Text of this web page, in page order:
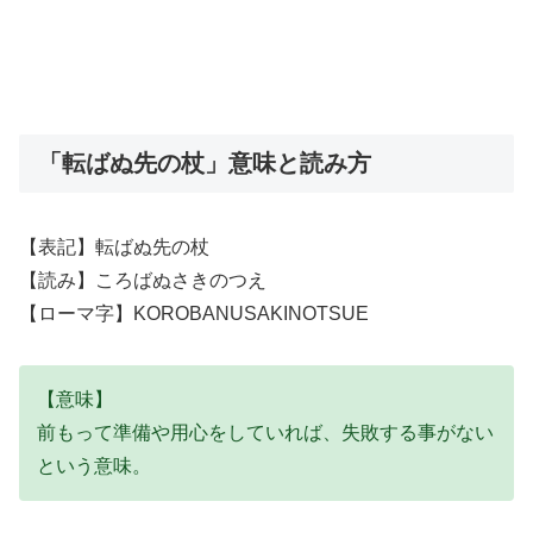
「転ばぬ先の杖」意味と読み方
【表記】転ばぬ先の杖
【読み】ころばぬさきのつえ
【ローマ字】KOROBANUSAKINOTSUE
【意味】
前もって準備や用心をしていれば、失敗する事がない
という意味。